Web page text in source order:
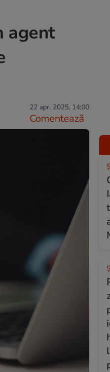
agent
22 apr. 2025, 14:00
Comentează